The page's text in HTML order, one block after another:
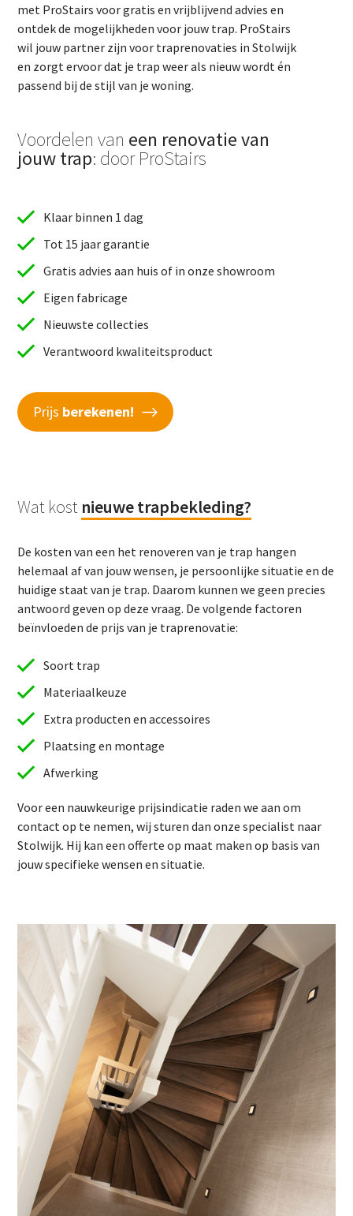
met ProStairs voor gratis en vrijblijvend advies en
ontdek de mogelijkheden voor jouw trap. ProStairs
wil jouw partner zijn voor traprenovaties in Stolwijk
en zorgt ervoor dat je trap weer als nieuw wordt én
passend bij de stijl van je woning.
Voordelen van een renovatie van
jouw trap: door ProStairs
Klaar binnen 1 dag
Tot 15 jaar garantie
Gratis advies aan huis of in onze showroom
Eigen fabricage
Nieuwste collecties
Verantwoord kwaliteitsproduct
Prijs berekenen!
Wat kost nieuwe trapbekleding?
De kosten van een het renoveren van je trap hangen
helemaal af van jouw wensen, je persoonlijke situatie en de
huidige staat van je trap. Daarom kunnen we geen precies
antwoord geven op deze vraag. De volgende factoren
beïnvloeden de prijs van je traprenovatie:
Soort trap
Materiaalkeuze
Extra producten en accessoires
Plaatsing en montage
Afwerking
Voor een nauwkeurige prijsindicatie raden we aan om
contact op te nemen, wij sturen dan onze specialist naar
Stolwijk. Hij kan een offerte op maat maken op basis van
jouw specifieke wensen en situatie.